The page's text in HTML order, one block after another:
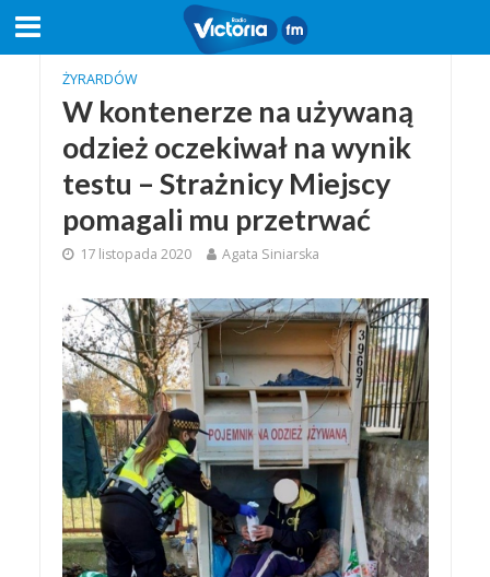
ŻYRARDÓW
W kontenerze na używaną
odzież oczekiwał na wynik
testu – Strażnicy Miejscy
pomagali mu przetrwać
17 listopada 2020 Agata Siniarska